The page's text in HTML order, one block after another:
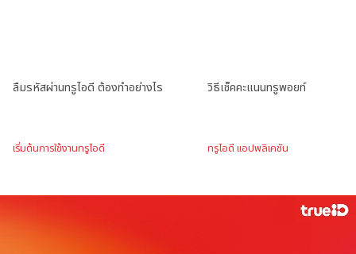
ลืมรหัสผ่านทรูไอดี ต้องทำอย่างไร
เริ่มต้นการใช้งานทรูไอดี
วิธีเช็คคะแนนทรูพอยท์
ทรูไอดี แอปพลิเคชัน